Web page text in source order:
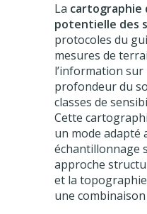
La cartographie
potentielle des
protocoles du
mesures de
l’information
profondeur du
classes de
Cette
un mode adapté
échantillonnage
approche
et la
une